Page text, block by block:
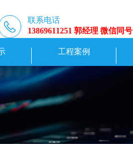
联系电话
13869611251 郭经理 微信同号
工程案例